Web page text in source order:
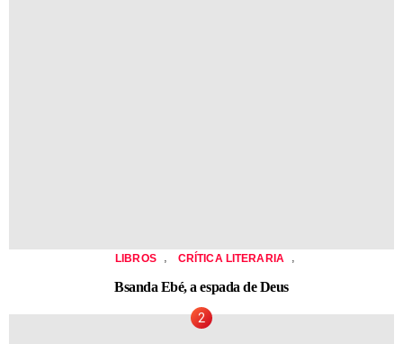
LIBROS CRÍTICA LITERARIA
Bsanda Ebé, a espada de Deus